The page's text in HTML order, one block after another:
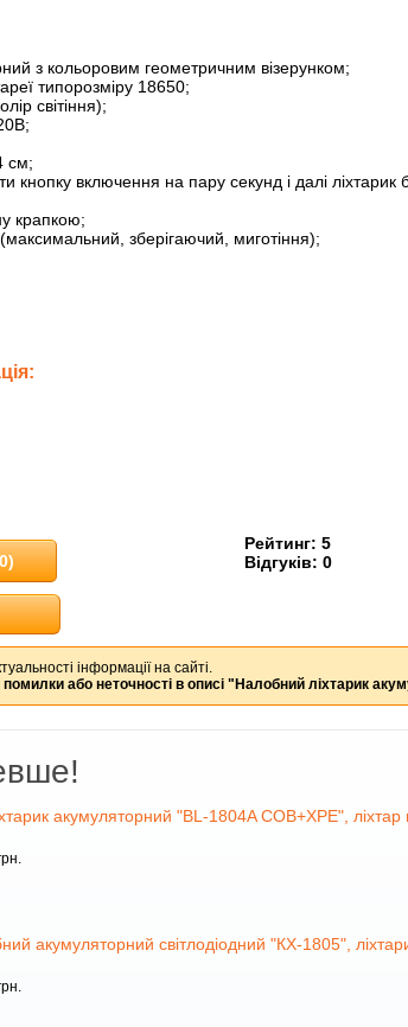
з кольоровим геометричним візерунком;
типорозміру 18650;
світіння);
см;
включення на пару секунд і далі ліхтарик
крапкою;
зберігаючий, миготіння);
Рейтинг: 5
Відгуків: 0
інформації на сайті.
або неточності в описі "Налобний ліхтарик
акумуляторний "BL-1804A COB+XPE", ліхтар
акумуляторний світлодіодний "КХ-1805",